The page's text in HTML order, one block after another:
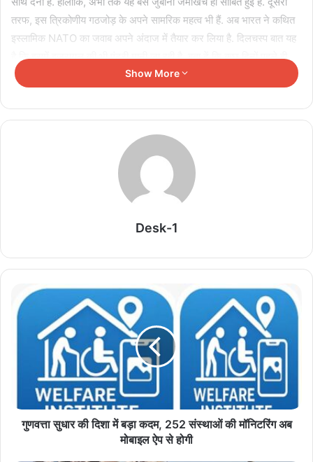
तरफ, इस त्रिकोणीय गठजोड़ के अपने सामरिक महत्‍व भी हैं. अब भारत ने कथित
इस्‍लामिक NATO का जवाब अपने अंदाज में तैयार कर लिया है. दिलचस्‍प बात यह
है कि इसमें इजरायल की भी एंट्री मानी जा रही है. बता दें कि कुछ दिनों पहले ही
इजरायली प्रधानमंत्री बेंजामिन नेतन्‍याहू की UAE यात्रा की बात सामने आई थी.
हैं कि भारत, UAE और इजरायल का गठजोड़ पश्चिम एशिया में शांति के लिए X
इटली के जियोपॉलिटकल एक्‍सपर्ट सर्गियो रेस्टेली ने ‘टाइम्‍स ऑफ इजरायल’ में
लिखे लेख में भारत, UAE और इजरायल के त्रिकोणीय गठजोड़ की बात कही है.
पश्चिम एशिया में जारी भू-राजनीतिक तनाव के बीच भारत की कूटनीतिक रणनीति
भारत को संयुक्त अरब अमीरात, इजरायल और ईरान के साथ संतुलित रिश्ते बनाए
को भरोसा दिलाते हुए ईरान के साथ संवाद के दरवाजे खुले रखने चाहिए और साथ
ही इजरायल के साथ सहयोग को भी मजबूत करना चाहिए. रेस्टेली के अनुसार,
प्रधानमंत्री नरेंद्र मोदी की हालिया UAE यात्रा ऐसे समय हुई जब पश्चिम एशिया
में संघर्षों ने वैश्विक शक्तियों की विदेश नीति की परीक्षा लेनी शुरू कर दी है. उन्होंने
कहा कि भारत और यूएई के संबंध अब केवल ऊर्जा सहयोग तक सीमित नहीं हैं,
बल्कि निवेश, बुनियादी ढांचा, रक्षा, खाद्य सुरक्षा, तकनीक और समुद्री संपर्क जैसे
क्षेत्रों तक फैल चुके हैं।
Show More
Desk-1
गुणवत्ता सुधार की दिशा में बड़ा कदम, 252 संस्थाओं की मॉनिटरिंग अब
मोबाइल ऐप से होगी